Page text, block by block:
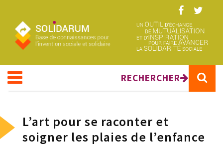
RECHERCHER
L’art pour se raconter et
soigner les plaies de l’enfance